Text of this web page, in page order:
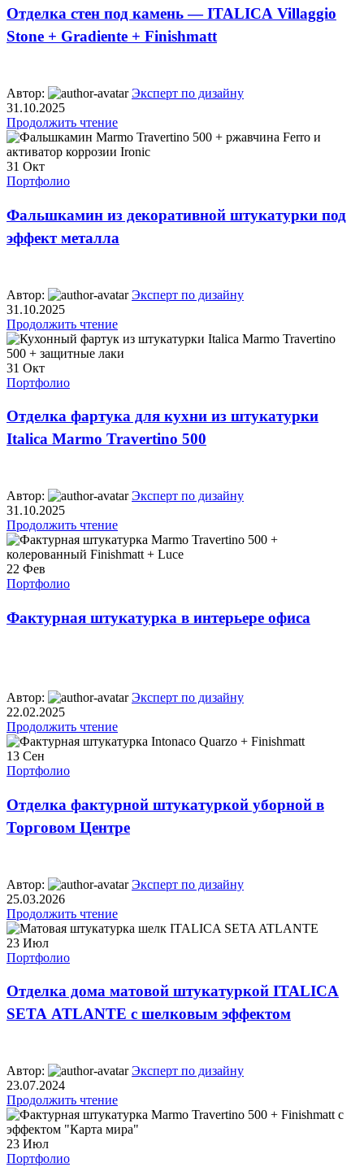
Отделка стен под камень — ITALICA Villaggio
Stone + Gradiente + Finishmatt
Автор:
Эксперт по дизайну
31.10.2025
Продолжить чтение
31 Окт
Портфолио
Фальшкамин из декоративной штукатурки под
эффект металла
Автор:
Эксперт по дизайну
31.10.2025
Продолжить чтение
31 Окт
Портфолио
Отделка фартука для кухни из штукатурки
Italica Marmo Travertino 500
Автор:
Эксперт по дизайну
31.10.2025
Продолжить чтение
22 Фев
Портфолио
Фактурная штукатурка в интерьере офиса
Автор:
Эксперт по дизайну
22.02.2025
Продолжить чтение
13 Сен
Портфолио
Отделка фактурной штукатуркой уборной в
Торговом Центре
Автор:
Эксперт по дизайну
25.03.2026
Продолжить чтение
23 Июл
Портфолио
Отделка дома матовой штукатуркой ITALICA
SETA ATLANTE с шелковым эффектом
Автор:
Эксперт по дизайну
23.07.2024
Продолжить чтение
23 Июл
Портфолио